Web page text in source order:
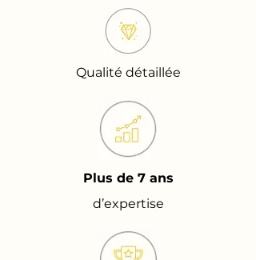
Qualité détaillée
Plus de 7 ans
d’expertise